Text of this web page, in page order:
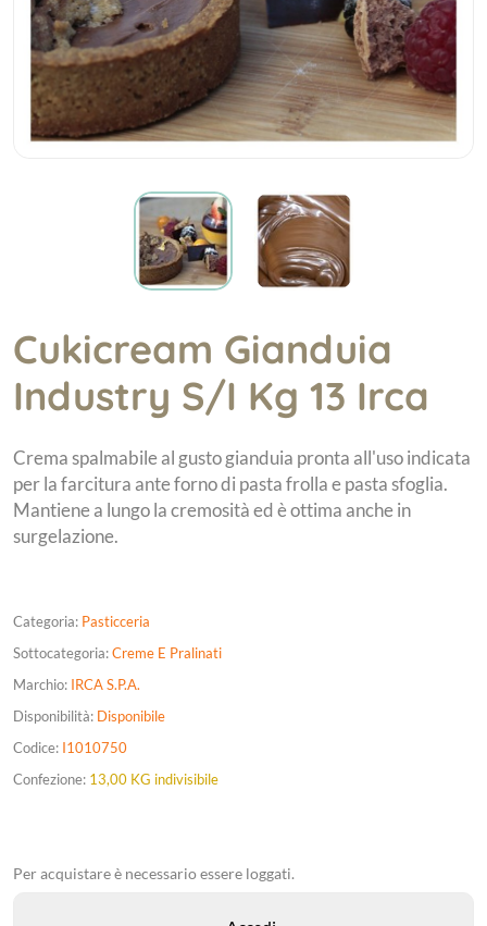
Cukicream Gianduia
Industry S/I Kg 13 Irca
Crema spalmabile al gusto gianduia pronta all'uso indicata
per la farcitura ante forno di pasta frolla e pasta sfoglia.
Mantiene a lungo la cremosità ed è ottima anche in
surgelazione.
Categoria: Pasticceria
Sottocategoria:Creme E Pralinati
Marchio: IRCA S.P.A.
Disponibilità: Disponibile
Codice: I1010750
Confezione: 13,00 KG indivisibile
Per acquistare è necessario essere loggati.